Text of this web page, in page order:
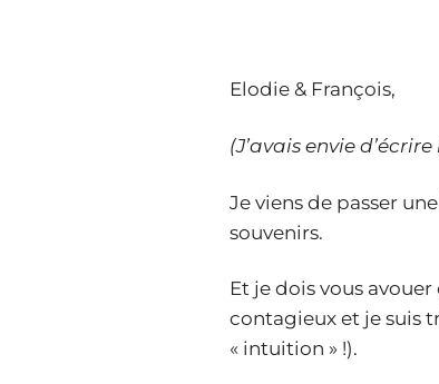
Elodie & François,
(J’avais envie
Je viens de passer
souvenirs.
Et je dois vous
contagieux et je suis
« intuition » !).